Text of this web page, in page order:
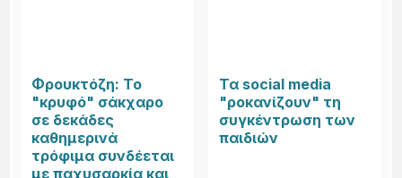
Φρουκτόζη: Το
"κρυφό" σάκχαρο
σε δεκάδες
καθημερινά
τρόφιμα συνδέεται
με παχυσαρκία και
Τα social media
"ροκανίζουν" τη
συγκέντρωση των
παιδιών